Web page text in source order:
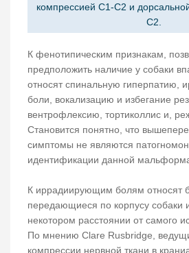
компрессией С1-С2 и
С2.
К фенотипическим признакам,
предположить наличие у собаки
относят спинальную гиперпатию,
боли, вокализацию и избегание
вентрофлексию, тортиколлис и,
Становится понятно, что
симптомы не являются
идентификации данной
К иррадиирующим болям относят
передающиеся по корпусу собаки
некотором расстоянии от самого
По мнению Clare Rusbridge,
компрессии нервной ткани в